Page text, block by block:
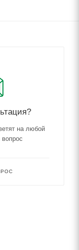
на любой